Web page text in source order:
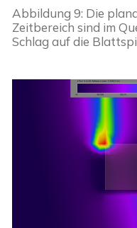
Abbildung 9: Die
Zeitbereich sind im
Schlag auf die